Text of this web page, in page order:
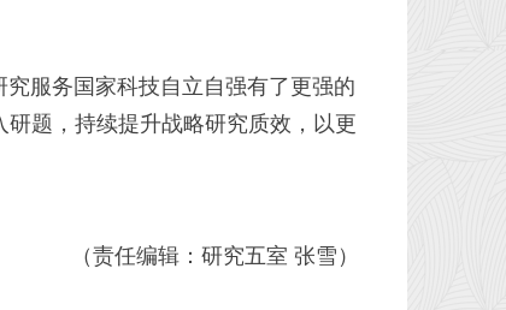
服务国家科技自立自强有了更强的
题，持续提升战略研究质效，以更
（责任编辑：研究五室 张雪）